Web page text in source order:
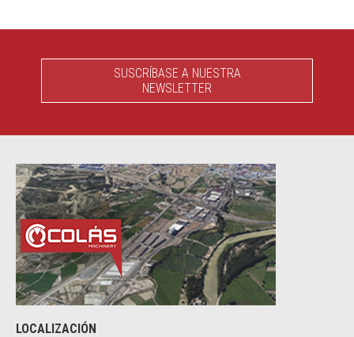
SUSCRÍBASE A NUESTRA
NEWSLETTER
LOCALIZACIÓN